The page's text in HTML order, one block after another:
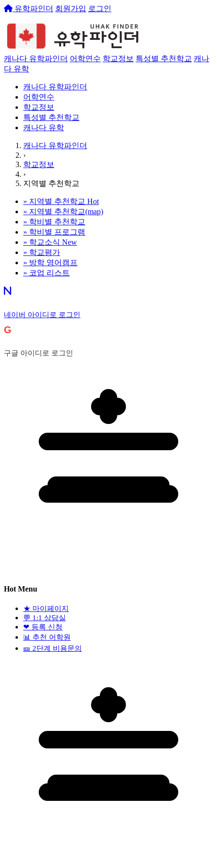
유학파인더 회원가입 로그인
캐나다 유학파인더 어학연수 학교정보 특성별 추천학교 캐나
다 유학
캐나다 유학파인더
어학연수
학교정보
특성별 추천학교
캐나다 유학
캐나다 유학파인더
›
학교정보
›
지역별 추천학교
» 지역별 추천학교 Hot
» 지역별 추천학교(map)
» 학비별 추천학교
» 학비별 프로그램
» 학교소식 New
» 학교평가
» 방학 영어캠프
» 코업 리스트
네이버 아이디로 로그인
G
구글 아이디로 로그인
Hot Menu
★ 마이페이지
💬 1:1 상담실
❤ 등록 신청
📊 추천 어학원
🎫 2단계 비용문의